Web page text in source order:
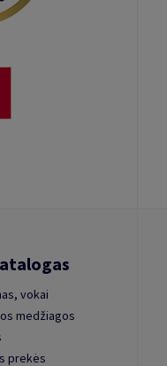
vokai
medžiagos
prekės